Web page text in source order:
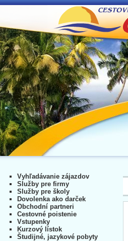
Vyhľadávanie zájazdov
Služby pre firmy
Služby pre školy
Dovolenka ako darček
Obchodní partneri
Cestovné poistenie
Vstupenky
Kurzový lístok
Študijné, jazykové pobyty